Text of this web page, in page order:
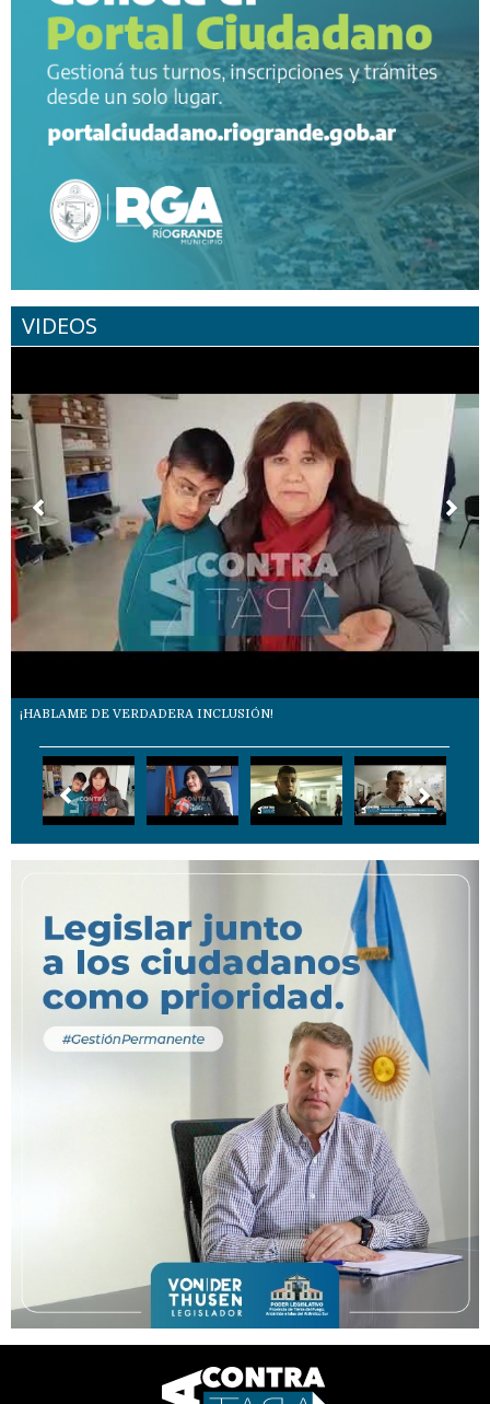
VIDEOS
¡HABLAME DE VERDADERA INCLUSIÓN!